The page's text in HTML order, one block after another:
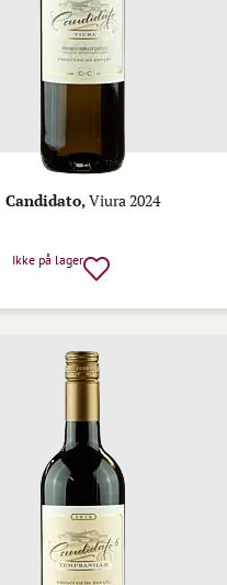
Candidato, Viura 2024
Ikke på lager